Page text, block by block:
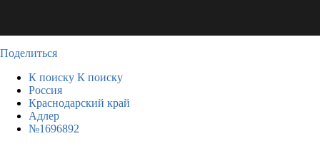
Поделиться
К поиску К поиску
Россия
Краснодарский край
Адлер
№1696892